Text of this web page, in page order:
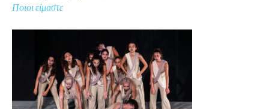
Ποιοι είμαστε